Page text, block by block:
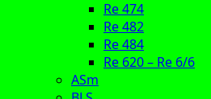
Re 474
Re 482
Re 484
Re 620 – Re 6/6
ASm